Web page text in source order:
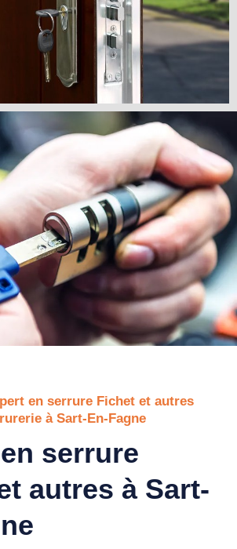
en serrure Fichet et autres
à Sart-En-Fagne
serrure
autres à Sart-